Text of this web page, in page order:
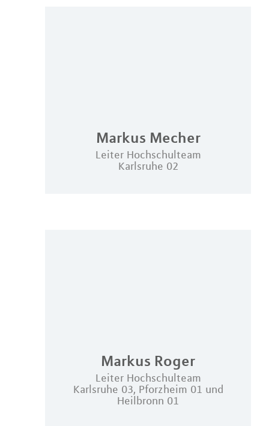
Markus Mecher
Leiter Hochschulteam
Karlsruhe 02
Markus Roger
Leiter Hochschulteam
Karlsruhe 03, Pforzheim 01 und
Heilbronn 01